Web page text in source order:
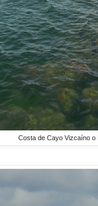
Costa de Cayo Vizcaíno o